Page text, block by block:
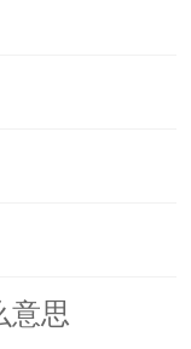
意思